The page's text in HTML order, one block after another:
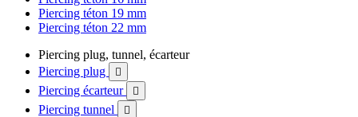
Piercing téton 19 mm
Piercing téton 22 mm
Piercing plug, tunnel, écarteur
Piercing plug

Piercing écarteur 
Piercing tunnel 